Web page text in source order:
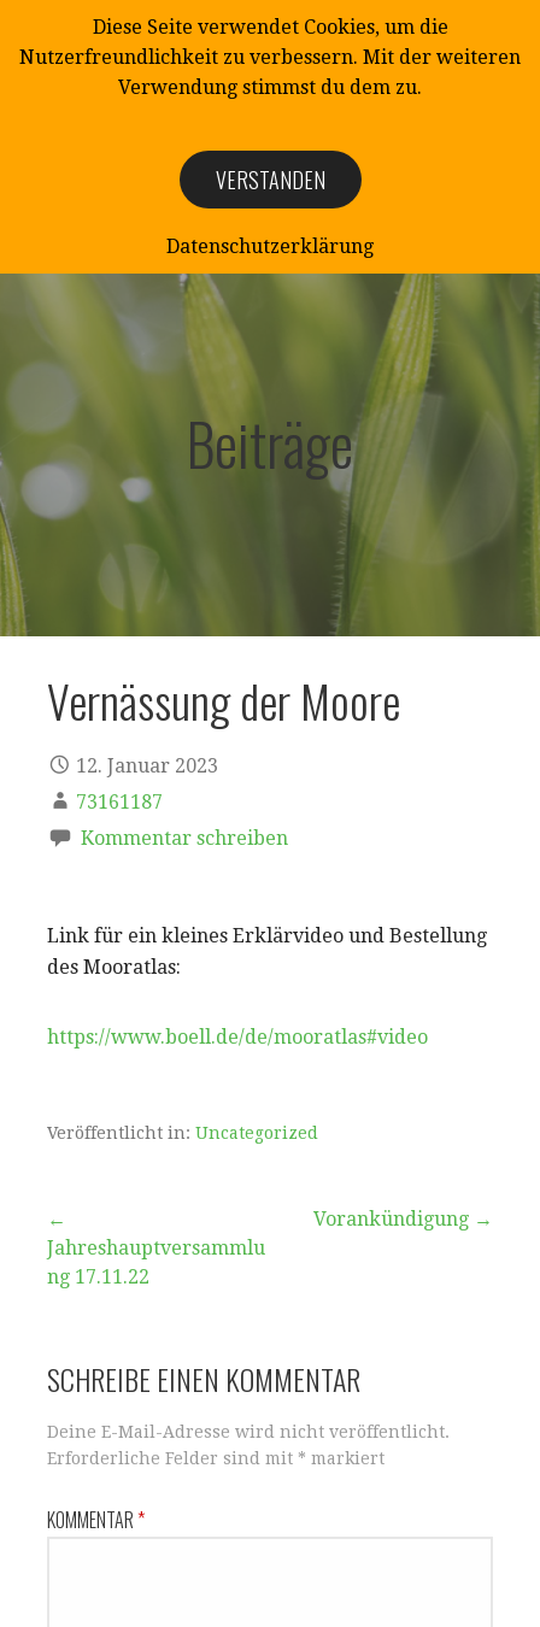
springen
NATURSCHUTZ
Naturschutzverein Mittelangeln e.V.
Beiträge
Vernässung der Moore
12. Januar 2023
73161187
Kommentar schreiben
Link für ein kleines Erklärvideo und Bestellung
des Mooratlas:
https://www.boell.de/de/mooratlas#video
Veröffentlicht in: Uncategorized
Beitragsnavigation
←
Jahreshauptversammlu
ng 17.11.22
Vorankündigung →
SCHREIBE EINEN KOMMENTAR
Deine E-Mail-Adresse wird nicht veröffentlicht.
Erforderliche Felder sind mit * markiert
KOMMENTAR*
Diese Seite verwendet Cookies, um die
Nutzerfreundlichkeit zu verbessern. Mit der weiteren
Verwendung stimmst du dem zu.
VERSTANDEN
Datenschutzerklärung